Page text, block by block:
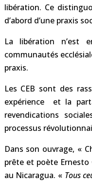
libération. Ce
d’abord d’une praxis
La libération n’est
communautés
praxis.
Les CEB sont des
expérience et la
revendications
processus
Dans son ouvrage, «
prête et poète Ernesto
au Nicaragua. « Tous